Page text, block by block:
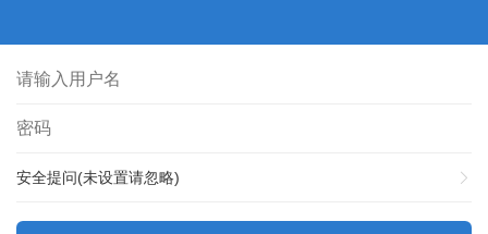
安全提问(未设置请忽略)